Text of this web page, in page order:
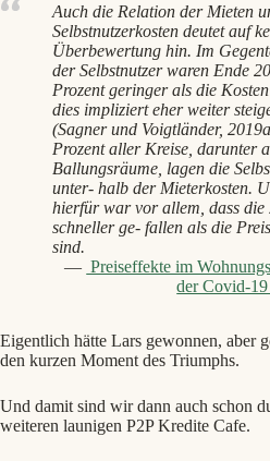
Auch die Relation der Mieten
Selbstnutzerkosten deutet auf
Überbewertung hin. Im
der Selbstnutzer waren Ende
Prozent geringer als die
dies impliziert eher weiter
(Sagner und Voigtländer,
Prozent aller Kreise, darunter
Ballungsräume, lagen die
unter- halb der Mieterkosten.
hierfür war vor allem, dass die
schneller ge- fallen als die
sind.
Preiseffekte im
der Covid-
Eigentlich hätte Lars gewonnen, aber
den kurzen Moment des Triumphs.
Und damit sind wir dann auch schon
weiteren launigen P2P Kredite Cafe.